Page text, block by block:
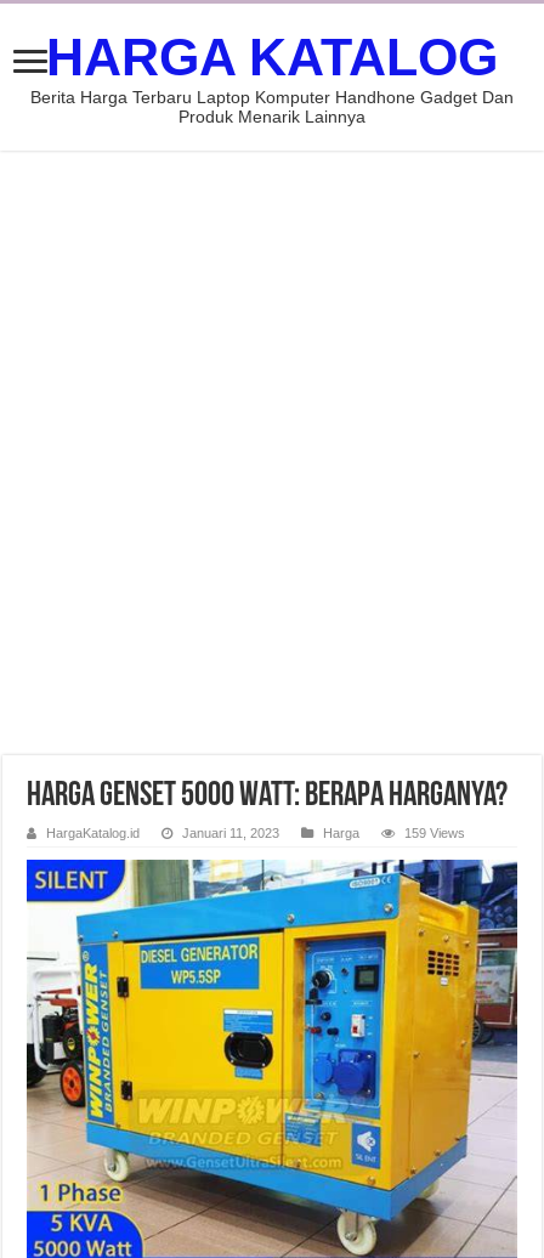
HARGA KATALOG
Berita Harga Terbaru Laptop Komputer Handhone Gadget Dan
Produk Menarik Lainnya
Harga Genset 5000 Watt: Berapa Harganya?
HargaKatalog.id Januari 11, 2023 Harga 159 Views